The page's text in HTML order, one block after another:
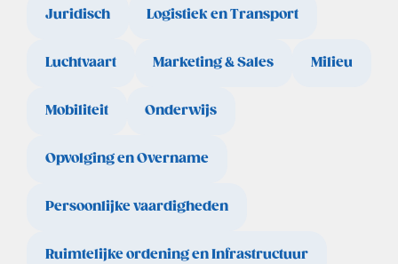
Juridisch Logistiek en Transport
Luchtvaart Marketing & Sales Milieu
Mobiliteit Onderwijs
Opvolging en Overname
Persoonlijke vaardigheden
Ruimtelijke ordening en Infrastructuur